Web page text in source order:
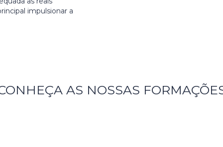
impulsionar a
AS NOSSAS